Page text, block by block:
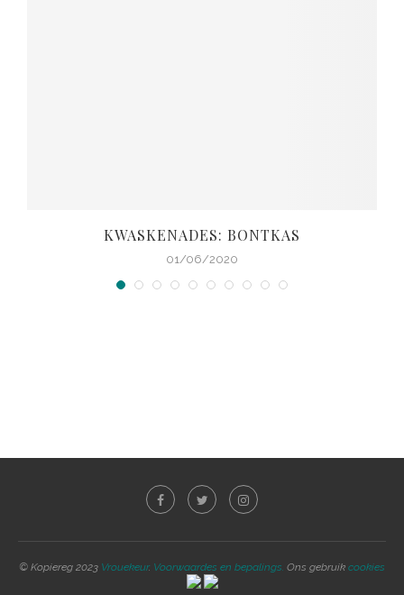
KWASKENADES: BONTKAS
01/06/2020
© Kopiereg 2023 Vrouekeur. Voorwaardes en bepalings. Ons gebruik cookies